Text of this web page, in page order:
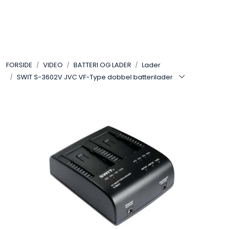
FORSIDE VIDEO BATTERI OG LADER
Lader
SWIT S-3602V JVC VF-Type dobbel batterilader
LYD
VAREMERKER